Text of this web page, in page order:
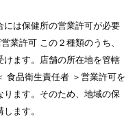
は保健所の営業許可が必要
業許可 この２種類のうち、
ます。店舗の所在地を管轄
食品衛生責任者 ＞営業許可を
ます。そのため、地域の保
ます。